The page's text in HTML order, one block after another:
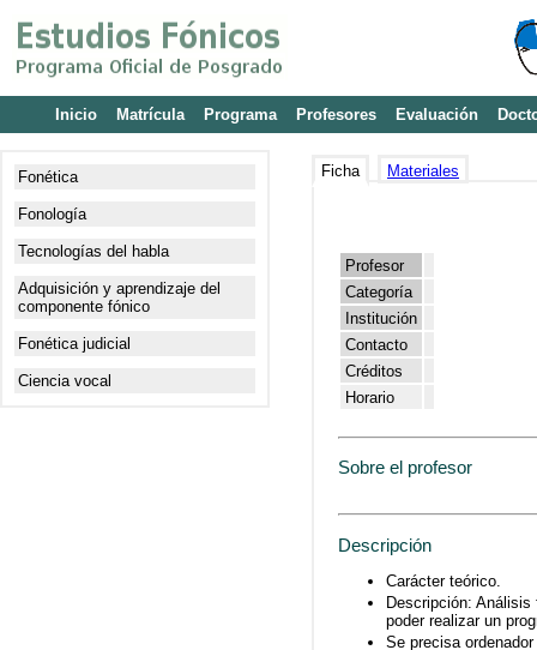
Inicio Matrícula Programa Profesores Evaluación
Fonética
Fonología
Tecnologías del habla
Adquisición y aprendizaje del
componente fónico
Fonética judicial
Ciencia vocal
Ficha Materiales
Profesor
Categoría
Institución
Contacto
Créditos
Horario
Sobre el profesor
Descripción
Carácter teórico.
Descripción:
poder realizar un
Se precisa